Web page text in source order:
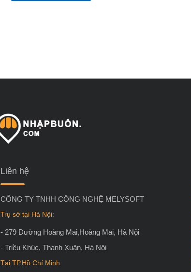
Liên hệ
CÔNG TY TNHH CÔNG NGHỆ MELYSOFT
Trụ sở tại Hà Nội:
- 279 Đường Hoàng Mai,Hoàng Mai, Hà Nội
- Triều Khúc, Thanh Xuân, Hà Nội
Tại TP.Hồ Chí Minh: